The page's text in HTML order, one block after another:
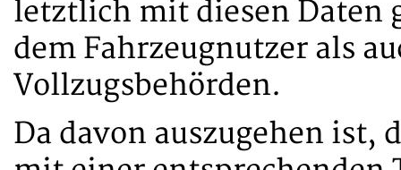
letztlich mit diesen Daten
dem Fahrzeugnutzer als
Vollzugsbehörden.
Da davon auszugehen ist,